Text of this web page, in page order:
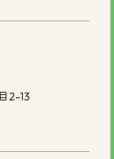
2-13